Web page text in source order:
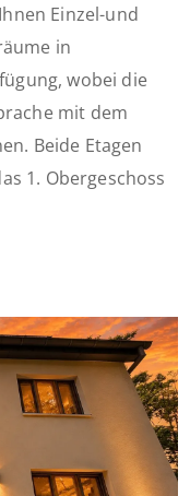
Einzel-und
in
wobei die
mit dem
Beide Etagen
1. Obergeschoss